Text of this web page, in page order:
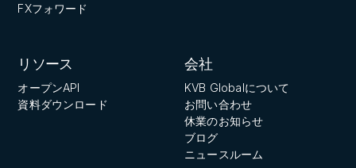
FXフォワード
リソース
オープンAPI
資料ダウンロード
会社
KVB Globalについて
お問い合わせ
休業のお知らせ
ブログ
ニュースルーム